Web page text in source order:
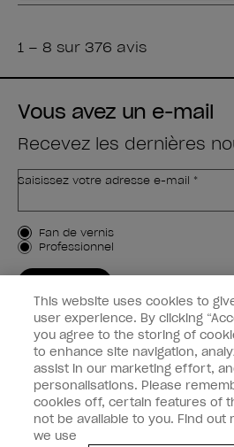
Vous avez un e-mail
Recevez les dernières
Saisissez votre adresse e-mail *
Type de client
Fan de vernis
Professionnel
Informations clients
Connectez-Vous
This website uses cookies to
user experience. By clicking
you agree to the storing of
to enhance site navigation,
assist in our marketing effort,
personalisations. Please
cookies off, certain features of
not be available to you. Find out
we use